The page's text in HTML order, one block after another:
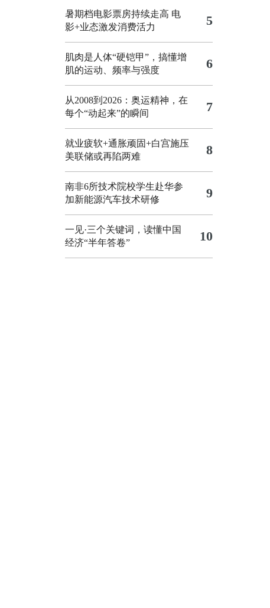
暑期档电影票房持续走高 电
影+业态激发消费活力
5
肌肉是人体“硬铠甲”，搞懂增
肌的运动、频率与强度
6
从2008到2026：奥运精神，在
每个“动起来”的瞬间
7
就业疲软+通胀顽固+白宫施压
美联储或再陷两难
8
南非6所技术院校学生赴华参
加新能源汽车技术研修
9
一见·三个关键词，读懂中国
经济“半年答卷”
10